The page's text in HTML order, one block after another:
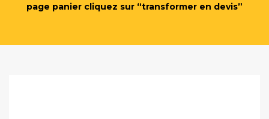
page panier cliquez sur “transformer en devis”